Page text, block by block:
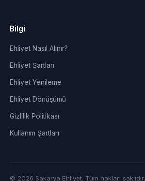
Bilgi
Ehliyet Nasıl Alınır?
Ehliyet Şartları
Ehliyet Yenileme
Ehliyet Dönüşümü
Gizlilik Politikası
Kullanım Şartları
© 2026 Sakarya Ehliyet. Tüm hakları saklıdır.